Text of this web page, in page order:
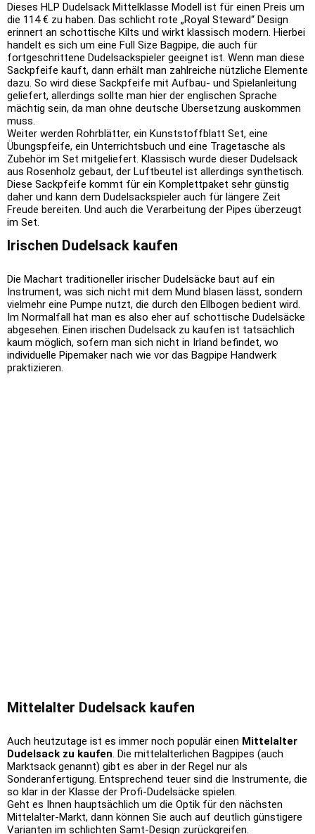
Dieses HLP Dudelsack Mittelklasse Modell ist für einen Preis um
die 114 € zu haben. Das schlicht rote „Royal Steward“ Design
erinnert an schottische Kilts und wirkt klassisch modern. Hierbei
handelt es sich um eine Full Size Bagpipe, die auch für
fortgeschrittene Dudelsackspieler geeignet ist. Wenn man diese
Sackpfeife kauft, dann erhält man zahlreiche nützliche Elemente
dazu. So wird diese Sackpfeife mit Aufbau- und Spielanleitung
geliefert, allerdings sollte man hier der englischen Sprache
mächtig sein, da man ohne deutsche Übersetzung auskommen
muss.
Weiter werden Rohrblätter, ein Kunststoffblatt Set, eine
Übungspfeife, ein Unterrichtsbuch und eine Tragetasche als
Zubehör im Set mitgeliefert. Klassisch wurde dieser Dudelsack
aus Rosenholz gebaut, der Luftbeutel ist allerdings synthetisch.
Diese Sackpfeife kommt für ein Komplettpaket sehr günstig
daher und kann dem Dudelsackspieler auch für längere Zeit
Freude bereiten. Und auch die Verarbeitung der Pipes überzeugt
im Set.
Irischen Dudelsack kaufen
Die Machart traditioneller irischer Dudelsäcke baut auf ein
Instrument, was sich nicht mit dem Mund blasen lässt, sondern
vielmehr eine Pumpe nutzt, die durch den Ellbogen bedient wird.
Im Normalfall hat man es also eher auf schottische Dudelsäcke
abgesehen. Einen irischen Dudelsack zu kaufen ist tatsächlich
kaum möglich, sofern man sich nicht in Irland befindet, wo
individuelle Pipemaker nach wie vor das Bagpipe Handwerk
praktizieren.
Mittelalter Dudelsack kaufen
Auch heutzutage ist es immer noch populär einen Mittelalter
Dudelsack zu kaufen. Die mittelalterlichen Bagpipes (auch
Marktsack genannt) gibt es aber in der Regel nur als
Sonderanfertigung. Entsprechend teuer sind die Instrumente, die
so klar in der Klasse der Profi-Dudelsäcke spielen.
Geht es Ihnen hauptsächlich um die Optik für den nächsten
Mittelalter-Markt, dann können Sie auch auf deutlich günstigere
Varianten im schlichten Samt-Design zurückgreifen.